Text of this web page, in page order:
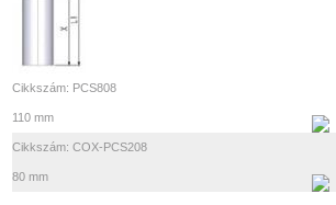
Cikkszám: PCS808
110 mm
Cikkszám: COX-PCS208
80 mm